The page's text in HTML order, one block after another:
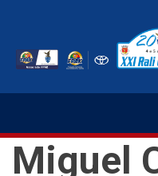
conteúdo
Miguel